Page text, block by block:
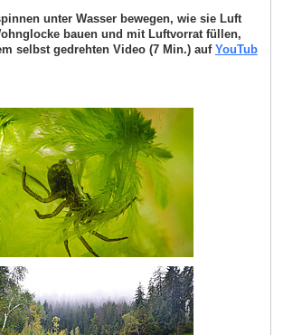
unter Wasser bewegen, wie sie Luft
bauen und mit Luftvorrat füllen,
selbst gedrehten Video (7 Min.) auf YouTub